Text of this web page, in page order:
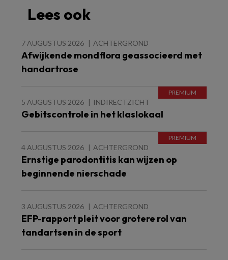
Lees ook
7 AUGUSTUS 2026 ACHTERGROND
Afwijkende mondflora geassocieerd met
handartrose
5 AUGUSTUS 2026 INDIRECTZICHT
Gebitscontrole in het klaslokaal
4 AUGUSTUS 2026 ACHTERGROND
Ernstige parodontitis kan wijzen op
beginnende nierschade
3 AUGUSTUS 2026 ACHTERGROND
EFP-rapport pleit voor grotere rol van
tandartsen in de sport